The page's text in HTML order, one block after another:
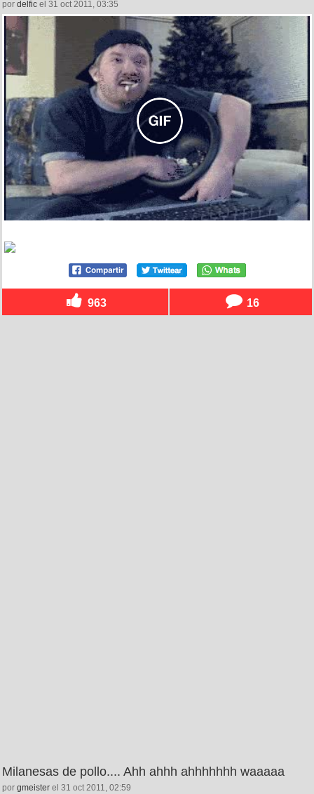
por delfic el 31 oct 2011, 03:35
963 16
Milanesas de pollo.... Ahh ahhh ahhhhhhh waaaaa
por gmeister el 31 oct 2011, 02:59